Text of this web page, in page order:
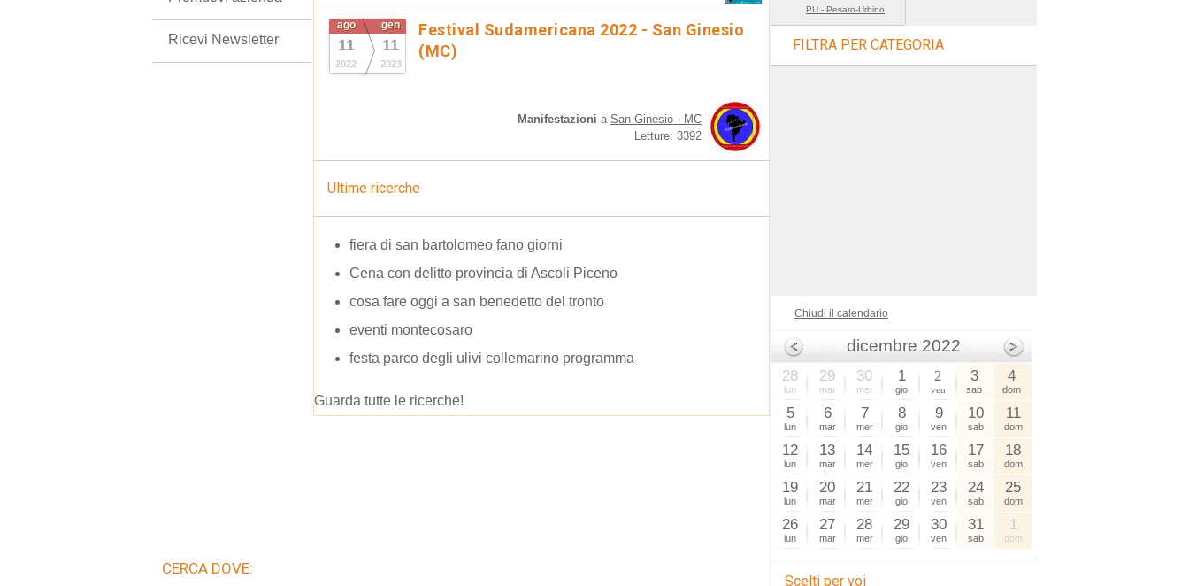
ago
11
2022
gen
11
2023
Festival Sudamericana 2022 - San Ginesio
(MC)
Manifestazioni a San Ginesio - MC
Letture: 3392
Ultime ricerche
fiera di san bartolomeo fano giorni
Cena con delitto provincia di Ascoli Piceno
cosa fare oggi a san benedetto del tronto
eventi montecosaro
festa parco degli ulivi collemarino programma
Guarda tutte le ricerche!
Ricevi Newsletter
CERCA DOVE:
PU - Pesaro-Urbino
FILTRA PER CATEGORIA
Chiudi il calendario
dicembre 2022
28
lun
29
mar
30
mer
1
gio
2
ven
3
sab
4
dom
5
lun
6
mar
7
mer
8
gio
9
ven
10
sab
11
dom
12
lun
13
mar
14
mer
15
gio
16
ven
17
sab
18
dom
19
lun
20
mar
21
mer
22
gio
23
ven
24
sab
25
dom
26
lun
27
mar
28
mer
29
gio
30
ven
31
sab
1
dom
Scelti per voi